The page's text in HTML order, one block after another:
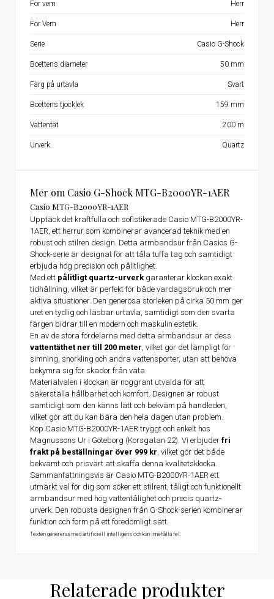
Mer om Casio G-Shock MTG-B2000YR-1AER
Casio MTG-B2000YR-1AER
Upptäck det kraftfulla och sofistikerade Casio MTG-B2000YR-
1AER, ett herrur som kombinerar avancerad teknik med en
robust och stilren design. Detta armbandsur från Casios G-
Shock-serie är designat för att tåla tuffa tag och samtidigt
erbjuda hög precision och pålitlighet.
Med ett pålitligt quartz-urverkgaranterar klockan exakt
tidhållning, vilket är perfekt för både vardagsbruk och mer
aktiva situationer. Den generösa storleken på cirka 50 mm ger
uret en tydlig och läsbar urtavla, samtidigt som den svarta
färgen bidrar till en modern och maskulin estetik.
En av de stora fördelarna med detta armbandsur är dess
vattentäthet ner till 200 meter, vilket gör det lämpligt för
simning, snorkling och andra vattensporter, utan att behöva
bekymra sig för skador från väta.
Materialvalen i klockan är noggrant utvalda för att
säkerställa hållbarhet och komfort. Designen är robust
samtidigt som den känns lätt och bekväm på handleden,
vilket gör att du kan bära den hela dagen utan problem.
Köp Casio MTG-B2000YR-1AER tryggt och enkelt hos
Magnussons Ur i Göteborg (Korsgatan 22). Vi erbjuder fri
frakt på beställningar över 999 kr, vilket gör det både
bekvämt och prisvärt att skaffa denna kvalitetsklocka.
Sammanfattningsvis är Casio MTG-B2000YR-1AER ett
utmärkt val för dig som söker ett stilrent, tåligt och funktionellt
armbandsur med hög vattentålighet och precis quartz-
urverk. Den robusta designen från G-Shock-serien kombinerar
funktion och form på ett föredömligt sätt.
Texten genereras med artificiell intelligens och kan innehålla fel.
För vem Herr
För Vem Herr
Serie Casio G-Shock
Boettens diameter 50 mm
Färg på urtavla Svart
Boettens tjocklek 159 mm
Vattentät 200 m
Urverk Quartz
Relaterade produkter